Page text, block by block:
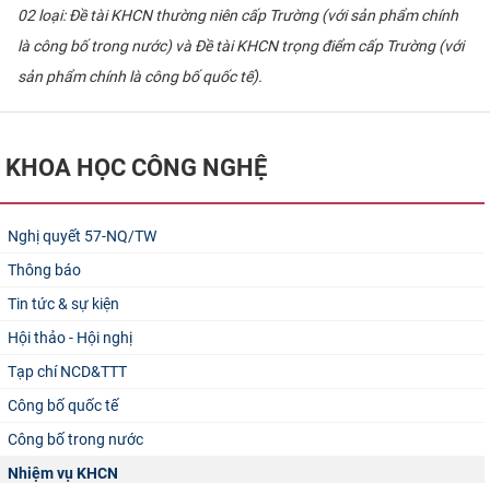
02 loại: Đề tài KHCN thường niên cấp Trường (với sản phẩm chính
là công bố trong nước) và Đề tài KHCN trọng điểm cấp Trường (với
sản phẩm chính là công bố quốc tế).
KHOA HỌC CÔNG NGHỆ
Nghị quyết 57-NQ/TW
Thông báo
Tin tức & sự kiện
Hội thảo - Hội nghị
Tạp chí NCD&TTT
Công bố quốc tế
Công bố trong nước
Nhiệm vụ KHCN